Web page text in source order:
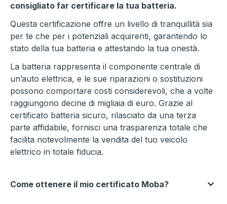
consigliato far certificare la tua batteria.
Questa certificazione offre un livello di tranquillità sia
per te che per i potenziali acquirenti, garantendo lo
stato della tua batteria e attestando la tua onestà.
La batteria rappresenta il componente centrale di
un’auto elettrica, e le sue riparazioni o sostituzioni
possono comportare costi considerevoli, che a volte
raggiungono decine di migliaia di euro. Grazie al
certificato batteria sicuro, rilasciato da una terza
parte affidabile, fornisci una trasparenza totale che
facilita notevolmente la vendita del tuo veicolo
elettrico in totale fiducia.
Come ottenere il mio certificato Moba?